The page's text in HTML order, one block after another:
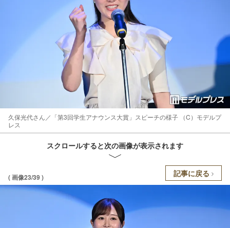
久保光代さん／「第3回学生アナウンス大賞」スピーチの様子 （C）モデルプ
レス
スクロールすると次の画像が表示されます
( 画像23/39 ) 記事に戻る